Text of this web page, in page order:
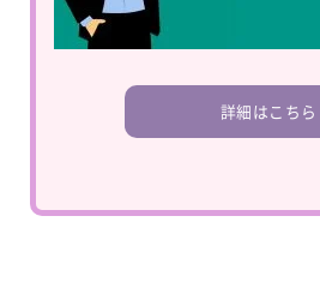
詳細はこちら